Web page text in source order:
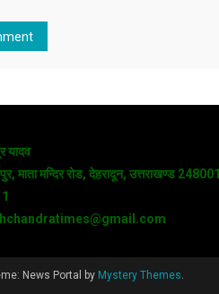
यादव
माता मन्दिर रोड, देहरादून, उत्तराखण्ड 248001
News Portal by Mystery Themes.